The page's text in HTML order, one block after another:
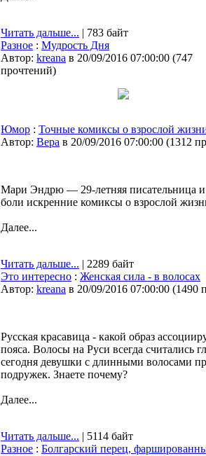
Читать дальше... | 783 байт
Разное : Мудрость Дня
Автор: kreana в 20/09/2016 07:00:00 (747
прочтений)
Юмор : Точные комиксы о взрослой
Автор: Bepa в 20/09/2016 07:00:00 (1312
Мари Эндрю — 29-летняя писательница
боли искренние комиксы о взрослой
Далее...
Читать дальше... | 2289 байт
Это интересно : Женская сила - в волосах
Автор: kreana в 20/09/2016 07:00:00 (1490
Русская красавица - какой образ
пояса. Волосы на Руси всегда
сегодня девушки с длинными волосами
подружек. Знаете почему?
Далее...
Читать дальше... | 5114 байт
Разное : Болгарский перец,